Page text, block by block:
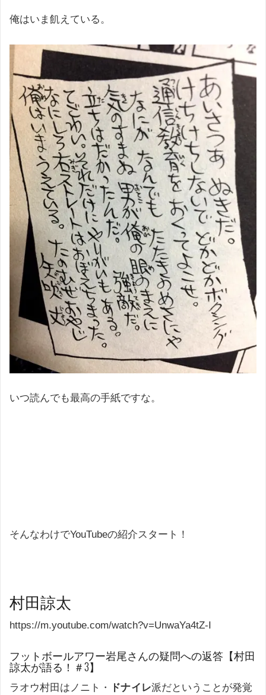
俺はいま飢えている。
いつ読んでも最高の手紙ですな。
そんなわけでYouTubeの紹介スタート！
村田諒太
https://m.youtube.com/watch?v=UnwaYa4tZ-I
フットボールアワー岩尾さんの疑問への返答【村田
諒太が語る！＃3】
ラオウ村田はノニト・ ドナイレ派だということが発覚